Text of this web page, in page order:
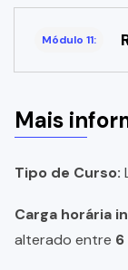
Módulo 11:
Mais
Tipo de Curso:
Carga horária
alterado entre 6